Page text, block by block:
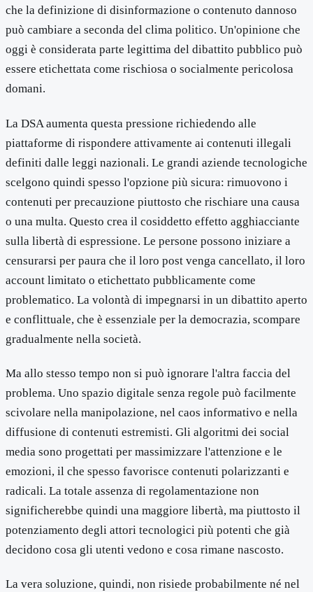
che la definizione di disinformazione o contenuto dannoso
può cambiare a seconda del clima politico. Un'opinione che
oggi è considerata parte legittima del dibattito pubblico può
essere etichettata come rischiosa o socialmente pericolosa
domani.
La DSA aumenta questa pressione richiedendo alle
piattaforme di rispondere attivamente ai contenuti illegali
definiti dalle leggi nazionali. Le grandi aziende tecnologiche
scelgono quindi spesso l'opzione più sicura: rimuovono i
contenuti per precauzione piuttosto che rischiare una causa
o una multa. Questo crea il cosiddetto effetto agghiacciante
sulla libertà di espressione. Le persone possono iniziare a
censurarsi per paura che il loro post venga cancellato, il loro
account limitato o etichettato pubblicamente come
problematico. La volontà di impegnarsi in un dibattito aperto
e conflittuale, che è essenziale per la democrazia, scompare
gradualmente nella società.
Ma allo stesso tempo non si può ignorare l'altra faccia del
problema. Uno spazio digitale senza regole può facilmente
scivolare nella manipolazione, nel caos informativo e nella
diffusione di contenuti estremisti. Gli algoritmi dei social
media sono progettati per massimizzare l'attenzione e le
emozioni, il che spesso favorisce contenuti polarizzanti e
radicali. La totale assenza di regolamentazione non
significherebbe quindi una maggiore libertà, ma piuttosto il
potenziamento degli attori tecnologici più potenti che già
decidono cosa gli utenti vedono e cosa rimane nascosto.
La vera soluzione, quindi, non risiede probabilmente né nel